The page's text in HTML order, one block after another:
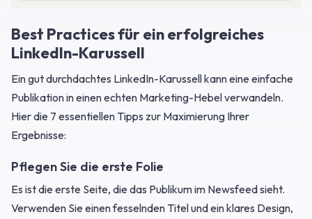
Best Practices für ein erfolgreiches
LinkedIn-Karussell
Ein gut durchdachtes LinkedIn-Karussell kann eine einfache
Publikation in einen echten Marketing-Hebel verwandeln.
Hier die 7 essentiellen Tipps zur Maximierung Ihrer
Ergebnisse:
Pflegen Sie die erste Folie
Es ist die erste Seite, die das Publikum im Newsfeed sieht.
Verwenden Sie einen fesselnden Titel und ein klares Design,